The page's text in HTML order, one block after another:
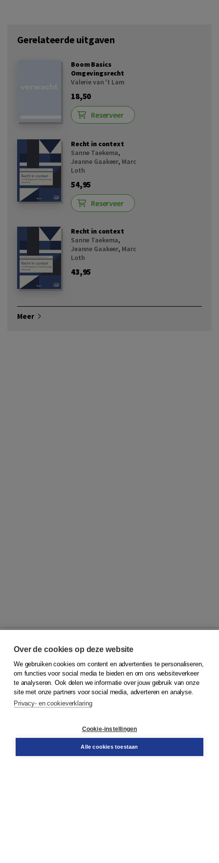
Gerelateerde uitgaven
Boom Basics
Omgevingsrecht
Valerie van 't Lam
18,50
Reserveer
Recht in context
Sanne Taekema,
Jeanne Gaakeer, Marc
Loth
54,95
Reserveer
Recht in context
Sanne Taekema,
Jeanne Gaakeer, Marc
Loth
43,95
Meer
© 2026Koninklijke Boom uitgevers
Klantenservice
Service & informatie
Contact
Over de cookies op deze website
We gebruiken cookies om content en advertenties te personaliseren,
om functies voor social media te bieden en om ons websiteverkeer
te analyseren. Ook delen we informatie over jouw gebruik van onze
site met onze partners voor social media, adverteren en analyse.
Privacy- en cookieverklaring
Cookie-instellingen
Alle cookies toestaan